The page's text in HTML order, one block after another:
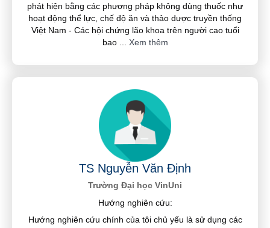
phát hiện bằng các phương pháp không dùng thuốc như
hoạt động thể lực, chế độ ăn và thảo dược truyền thống
Việt Nam - Các hội chứng lão khoa trên người cao tuổi
bao
Xem thêm
TS Nguyễn Văn Định
Trường Đại học VinUni
Hướng nghiên cứu:
Hướng nghiên cứu chính của tôi chủ yếu là sử dụng các